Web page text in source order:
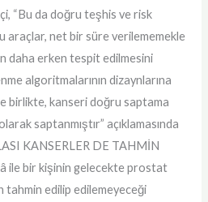
“Bu da doğru teşhis ve risk
araçlar, net bir süre verilememekle
daha erken tespit edilmesini
algoritmalarının dizaynlarına
birlikte, kanseri doğru saptama
saptanmıştır” açıklamasında
KANSERLER DE TAHMİN
ile bir kişinin gelecekte prostat
tahmin edilip edilemeyeceği